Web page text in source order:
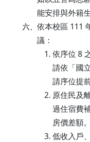
能安排與外籍
六、 依本校區 111
議：
依序位 8
請依「國
請序位提
原住民及
過住宿費
房價差額。
低收入戶